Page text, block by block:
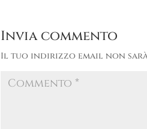
Invia commento
Il tuo indirizzo email non